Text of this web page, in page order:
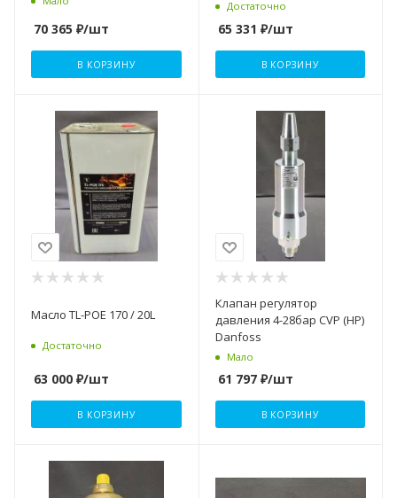
70 365 ₽/шт
В КОРЗИНУ
Danfoss
Достаточно
65 331 ₽/шт
В КОРЗИНУ
Масло TL-POE 170 / 20L
Достаточно
63 000 ₽/шт
В КОРЗИНУ
Клапан регулятор
давления 4-28бар CVP (HP)
Danfoss
Мало
61 797₽/шт
В КОРЗИНУ